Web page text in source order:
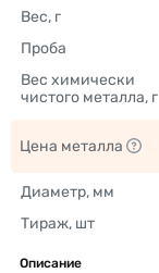
Вес, г
Проба
Вес химически
чистого металла, г
Цена металла
Диаметр, мм
Тираж, шт
Описание